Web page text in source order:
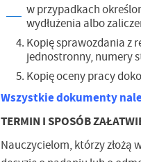
w przypadkach
wydłużenia albo
Kopię sprawozdania z
jednostronny, numery
Kopię oceny pracy
Wszystkie dokumenty
TERMIN I SPOSÓB
Nauczycielom, którzy złożą
Szanujemy
wszystkie.
Niezbędne
Niezbędne
umożliwiają
Pliki cookies
cookies
Więcej